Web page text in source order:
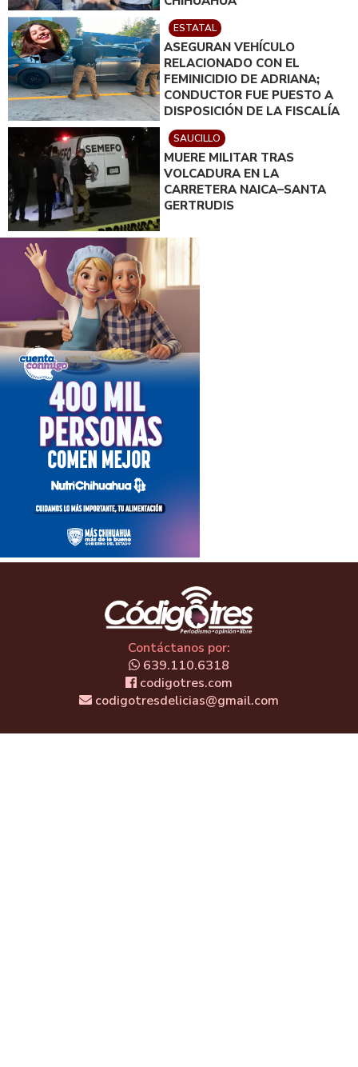
ESTATAL
ASEGURAN VEHÍCULO
RELACIONADO CON EL
FEMINICIDIO DE ADRIANA;
CONDUCTOR FUE PUESTO A
DISPOSICIÓN DE LA FISCALÍA
SAUCILLO
MUERE MILITAR TRAS
VOLCADURA EN LA
CARRETERA NAICA–SANTA
GERTRUDIS
Contáctanos por:
639.110.6318
codigotres.com
codigotresdelicias@gmail.com